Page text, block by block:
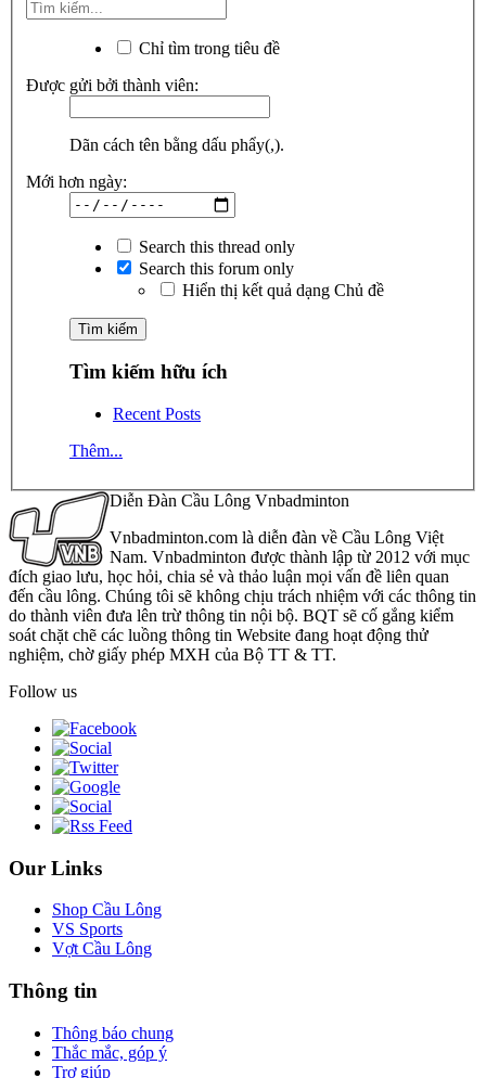
Chỉ tìm trong tiêu đề
Được gửi bởi thành viên:
Dãn cách tên bằng dấu phẩy(,).
Mới hơn ngày:
Search this thread only
Search this forum only
Hiển thị kết quả dạng Chủ đề
Tìm kiếm hữu ích
Recent Posts
Thêm...
Diễn Đàn Cầu Lông Vnbadminton
Vnbadminton.com là diễn đàn về Cầu Lông Việt
Nam. Vnbadminton được thành lập từ 2012 với mục
đích giao lưu, học hỏi, chia sẻ và thảo luận mọi vấn đề liên quan
đến cầu lông. Chúng tôi sẽ không chịu trách nhiệm với các thông tin
do thành viên đưa lên trừ thông tin nội bộ. BQT sẽ cố gắng kiểm
soát chặt chẽ các luồng thông tin Website đang hoạt động thử
nghiệm, chờ giấy phép MXH của Bộ TT & TT.
Follow us
Our Links
Shop Cầu Lông
VS Sports
Vợt Cầu Lông
Thông tin
Thông báo chung
Thắc mắc, góp ý
Trợ giúp